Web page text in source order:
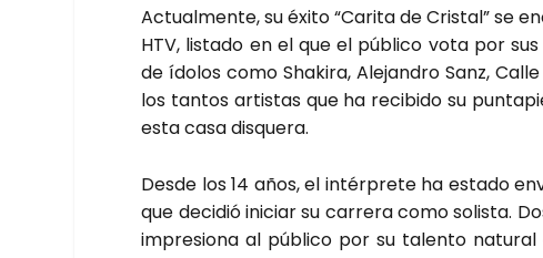
Actual­men­te, su éxi­to “Cari­ta de Cris­tal” se
HTV, lis­ta­do en el que el públi­co vota por
de ído­los como Sha­ki­ra, Ale­jan­dro Sanz,
los tan­tos artis­tas que ha reci­bi­do su
esta casa dis­que­ra.
Des­de los 14 años, el intér­pre­te ha esta­do
que deci­dió ini­ciar su carre­ra como solis­ta.
impre­sio­na al públi­co por su talen­to